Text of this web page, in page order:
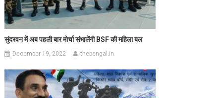
सुंदरवन में अब पहली बार मोर्चा संभालेंगी BSF की महिला बल
December 19, 2022 thebengal.in